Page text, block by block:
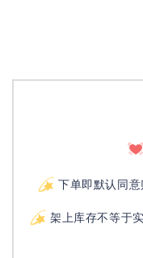
下单即默认同意
架上库存不等于